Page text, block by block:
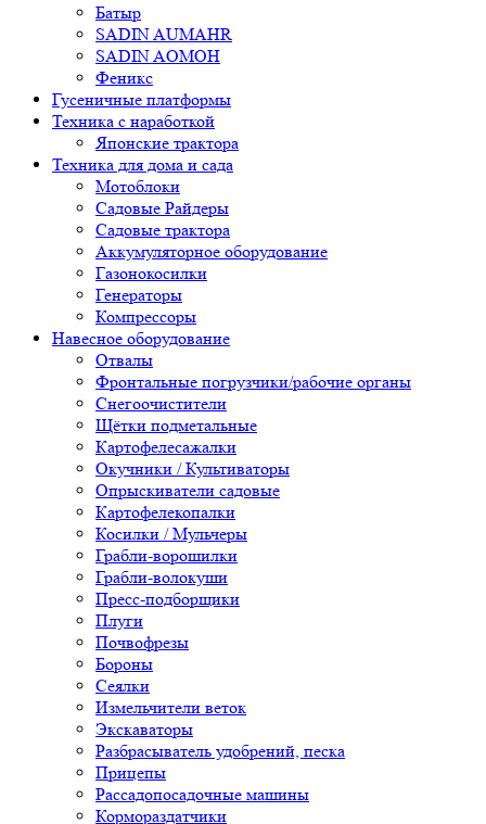
Батыр
SADIN AUMAHR
SADIN AOMOH
Феникс
Гусеничные платформы
Техника с наработкой
Японские трактора
Техника для дома и сада
Мотоблоки
Садовые Райдеры
Садовые трактора
Аккумуляторное оборудование
Газонокосилки
Генераторы
Компрессоры
Навесное оборудование
Отвалы
Фронтальные погрузчики/рабочие органы
Снегоочистители
Щётки подметальные
Картофелесажалки
Окучники / Культиваторы
Опрыскиватели садовые
Картофелекопалки
Косилки / Мульчеры
Грабли-ворошилки
Грабли-волокуши
Пресс-подборщики
Плуги
Почвофрезы
Бороны
Сеялки
Измельчители веток
Экскаваторы
Разбрасыватель удобрений, песка
Прицепы
Рассадопосадочные машины
Кормораздатчики